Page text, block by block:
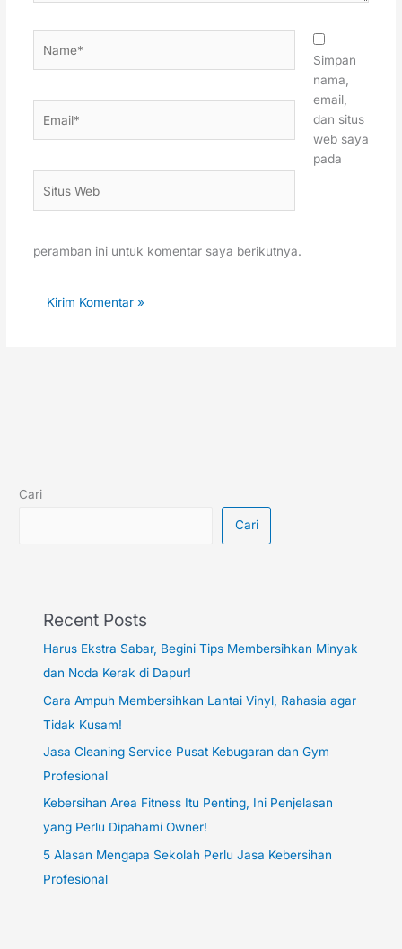
Web
Simpan
nama,
email,
dan situs
web saya
pada
peramban ini untuk komentar saya berikutnya.
Cari
Cari
Recent Posts
Harus Ekstra Sabar, Begini Tips Membersihkan Minyak
dan Noda Kerak di Dapur!
Cara Ampuh Membersihkan Lantai Vinyl, Rahasia agar
Tidak Kusam!
Jasa Cleaning Service Pusat Kebugaran dan Gym
Profesional
Kebersihan Area Fitness Itu Penting, Ini Penjelasan
yang Perlu Dipahami Owner!
5 Alasan Mengapa Sekolah Perlu Jasa Kebersihan
Profesional